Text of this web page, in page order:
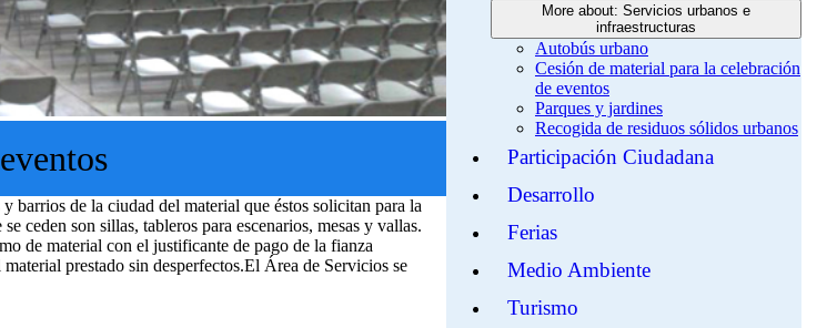
barrios de la ciudad del material que éstos solicitan para la
ceden son sillas, tableros para escenarios, mesas y vallas.
de material con el justificante de pago de la fianza
prestado sin desperfectos.El Área de Servicios se
More about: Servicios urbanos e
infraestructuras
Autobús urbano
Cesión de material para la celebración
de eventos
Parques y jardines
Recogida de residuos sólidos urbanos
Participación Ciudadana
Desarrollo
Ferias
Medio Ambiente
Turismo